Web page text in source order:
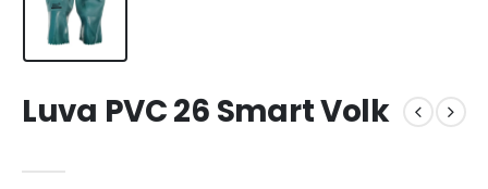
Luva PVC 26 Smart Volk